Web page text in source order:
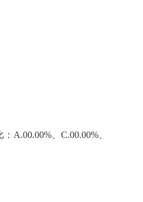
A.00.00%、C.00.00%、